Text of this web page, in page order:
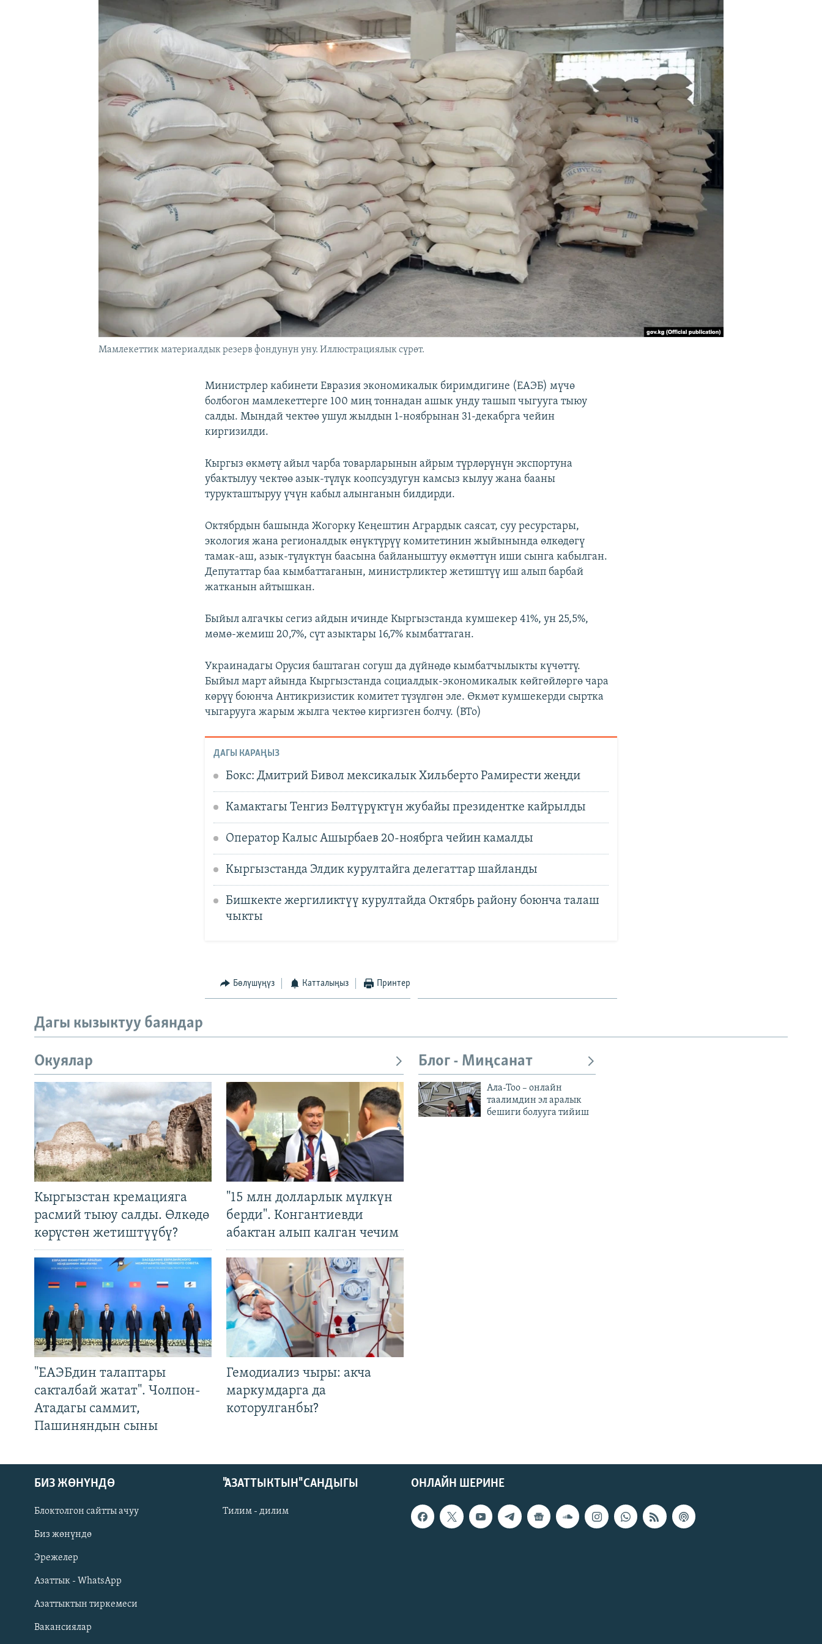
ЫҢГАЙСЫЗ СУРООЛОР
Русский
ОНЛАЙН ШЕРИНЕ
Мамлекеттик материалдык резерв фондунун уну. Иллюстрациялык сүрөт.
Министрлер кабинети Евразия экономикалык биримдигине (ЕАЭБ) мүчө
болбогон мамлекеттерге 100 миң тоннадан ашык унду ташып чыгууга тыюу
салды. Мындай чектөө ушул жылдын 1-ноябрынан 31-декабрга чейин
киргизилди.
Кыргыз өкмөтү айыл чарба товарларынын айрым түрлөрүнүн экспортуна
убактылуу чектөө азык-түлүк коопсуздугун камсыз кылуу жана бааны
турукташтыруу үчүн кабыл алынганын билдирди.
Октябрдын башында Жогорку Кеңештин Агрардык саясат, суу ресурстары,
экология жана регионалдык өнүктүрүү комитетинин жыйынында өлкөдөгү
тамак-аш, азык-түлүктүн баасына байланыштуу өкмөттүн иши сынга кабылган.
Депутаттар баа кымбаттаганын, министрликтер жетиштүү иш алып барбай
жатканын айтышкан.
Быйыл алгачкы сегиз айдын ичинде Кыргызстанда кумшекер 41%, ун 25,5%,
мөмө-жемиш 20,7%, сүт азыктары 16,7% кымбаттаган.
Украинадагы Орусия баштаган согуш да дүйнөдө кымбатчылыкты күчөттү.
Быйыл март айында Кыргызстанда социалдык-экономикалык көйгөйлөргө чара
көрүү боюнча Антикризистик комитет түзүлгөн эле. Өкмөт кумшекерди сыртка
чыгарууга жарым жылга чектөө киргизген болчу. (BTo)
ДАГЫ КАРАҢЫЗ
Бокс: Дмитрий Бивол мексикалык Хильберто Рамирести жеңди
Камактагы Тенгиз Бөлтүрүктүн жубайы президентке кайрылды
Оператор Калыс Ашырбаев 20-ноябрга чейин камалды
Кыргызстанда Элдик курултайга делегаттар шайланды
Бишкекте жергиликтүү курултайда Октябрь району боюнча талаш
чыкты
Бөлүшүңүз Катталыңыз Принтер
Дагы кызыктуу баяндар
Окуялар
Кыргызстан кремацияга
расмий тыюу салды. Өлкөдө
көрүстөн жетиштүүбү?
"15 млн долларлык мүлкүн
берди". Конгантиевди
абактан алып калган чечим
"ЕАЭБдин талаптары
сакталбай жатат". Чолпон-
Атадагы саммит,
Пашиняндын сыны
Гемодиализ чыры: акча
маркумдарга да
которулганбы?
Блог - Миңсанат
Ала-Тоо – онлайн
таалимдин эл аралык
бешиги болууга тийиш
ОНЛАЙН ШЕРИНЕ
БИЗ ЖӨНҮНДӨ
Блоктолгон сайтты ачуу
Биз жөнүндө
Эрежелер
Азаттык - WhatsApp
Азаттыктын тиркемеси
Вакансиялар
"АЗАТТЫКТЫН" САНДЫГЫ
Тилим - дилим